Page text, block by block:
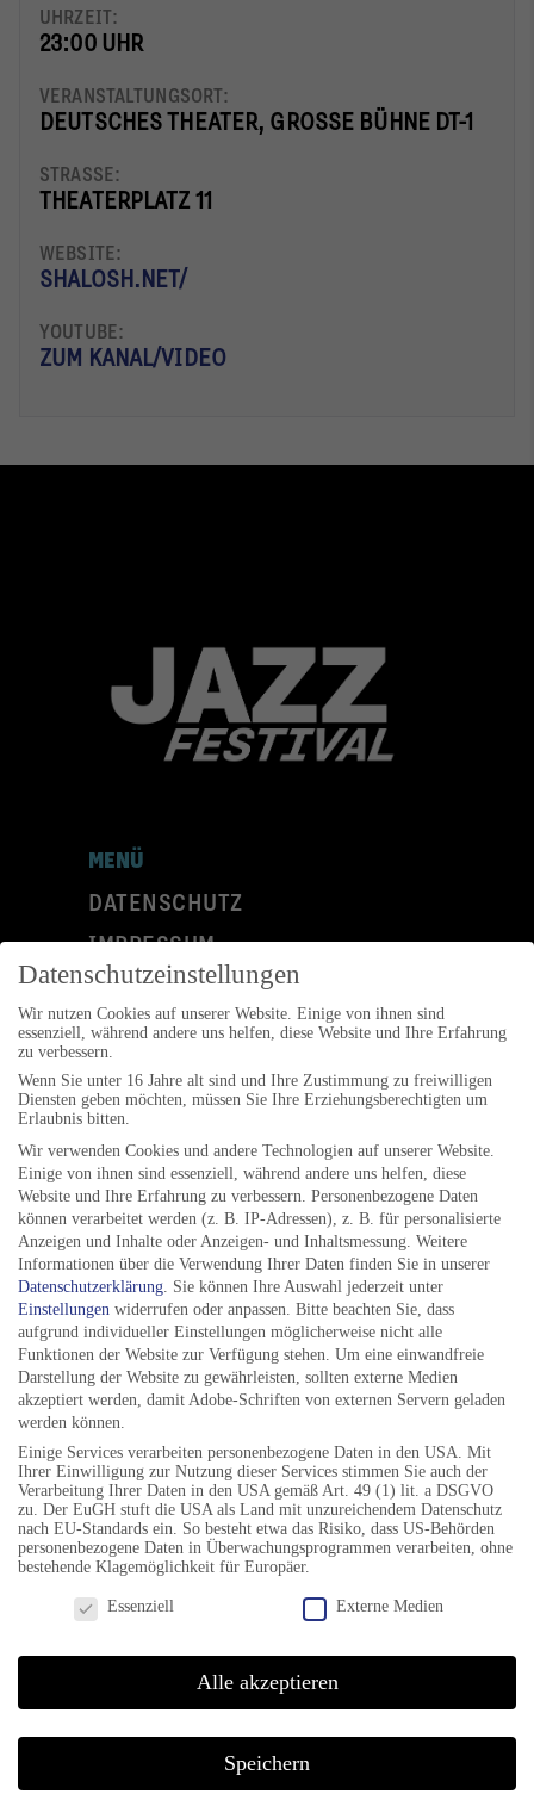
UHRZEIT:
23:00 UHR
VERANSTALTUNGSORT:
DEUTSCHES THEATER, GROSSE BÜHNE DT-1
STRASSE:
THEATERPLATZ 11
WEBSITE:
SHALOSH.NET/
YOUTUBE:
ZUM KANAL/VIDEO
MENÜ
DATENSCHUTZ
IMPRESSUM
KONTAKT
Folgen Sie uns auf:
ANSCHRIFT
Jazzfestival Göttingen e.V.
Postfach 2309
37013 Göttingen
BÜROZEITEN
Do 17-19 Uhr
Fr 10-12 Uhr
TELEFON & FAX
info@jazzfestival-goettingen.de
Datenschutzeinstellungen
Wir nutzen Cookies auf unserer Website. Einige von ihnen sind
essenziell, während andere uns helfen, diese Website und Ihre Erfahrung
zu verbessern.
Wenn Sie unter 16 Jahre alt sind und Ihre Zustimmung zu freiwilligen
Diensten geben möchten, müssen Sie Ihre Erziehungsberechtigten um
Erlaubnis bitten.
Wir verwenden Cookies und andere Technologien auf unserer Website.
Einige von ihnen sind essenziell, während andere uns helfen, diese
Website und Ihre Erfahrung zu verbessern. Personenbezogene Daten
können verarbeitet werden (z. B. IP-Adressen), z. B. für personalisierte
Anzeigen und Inhalte oder Anzeigen- und Inhaltsmessung. Weitere
Informationen über die Verwendung Ihrer Daten finden Sie in unserer
Datenschutzerklärung Sie können Ihre Auswahl jederzeit unter
Einstellungen widerrufen oder anpassen. Bitte beachten Sie, dass
aufgrund individueller Einstellungen möglicherweise nicht alle
Funktionen der Website zur Verfügung stehen. Um eine einwandfreie
Darstellung der Website zu gewährleisten, sollten externe Medien
akzeptiert werden, damit Adobe-Schriften von externen Servern geladen
werden können.
Einige Services verarbeiten personenbezogene Daten in den USA. Mit
Ihrer Einwilligung zur Nutzung dieser Services stimmen Sie auch der
Verarbeitung Ihrer Daten in den USA gemäß Art. 49 (1) lit. a DSGVO
zu. Der EuGH stuft die USA als Land mit unzureichendem Datenschutz
nach EU-Standards ein. So besteht etwa das Risiko, dass US-Behörden
personenbezogene Daten in Überwachungsprogrammen verarbeiten, ohne
bestehende Klagemöglichkeit für Europäer.
Datenschutzeinstellungen
Essenziell Externe Medien
Alle akzeptieren
Speichern